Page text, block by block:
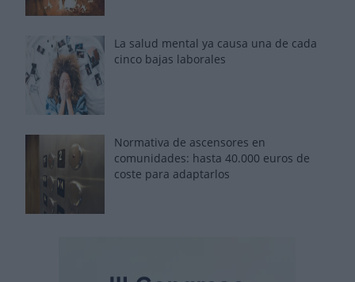
La salud mental ya causa una de cada
cinco bajas laborales
Normativa de ascensores en
comunidades: hasta 40.000 euros de
coste para adaptarlos